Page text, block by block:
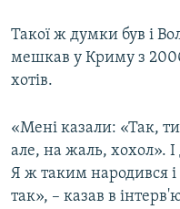
Такої ж думки був і
мешкав у Криму з
хотів.
«Мені казали: «Так,
але, на жаль, хохол».
Я ж таким народився
так», – казав в